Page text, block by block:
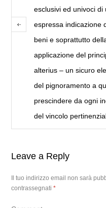
esclusivi ed univoci
espressa indicazione
beni e soprattutto
applicazione del
alterius – un sicuro
del pignoramento a
prescindere da ogni
del vincolo
Leave a Reply
Il tuo indirizzo email non sarà
contrassegnati*